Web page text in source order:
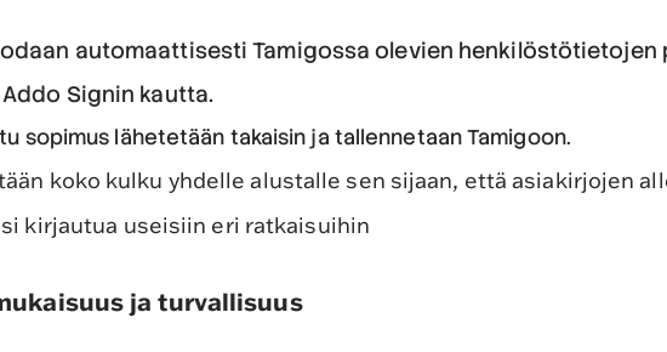
automaattisesti Tamigossa olevien henkilöstötietojen
Signin kautta.
sopimus lähetetään takaisin ja tallennetaan Tamigoon.
koko kulku yhdelle alustalle sen sijaan, että asiakirjojen
kirjautua useisiin eri ratkaisuihin
ja turvallisuus